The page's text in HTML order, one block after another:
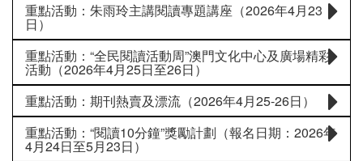
重點活動：朱雨玲主講閱讀專題講座（2026年4月23
日）
重點活動：“全民閱讀活動周”澳門文化中心及廣場精彩
活動（2026年4月25日至26日）
重點活動：期刊熱賣及漂流（2026年4月25-26日）
重點活動：“閱讀10分鐘”獎勵計劃（報名日期：2026年
4月24日至5月23日）